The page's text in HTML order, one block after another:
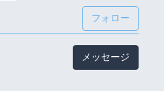
フォロー
メッセージ